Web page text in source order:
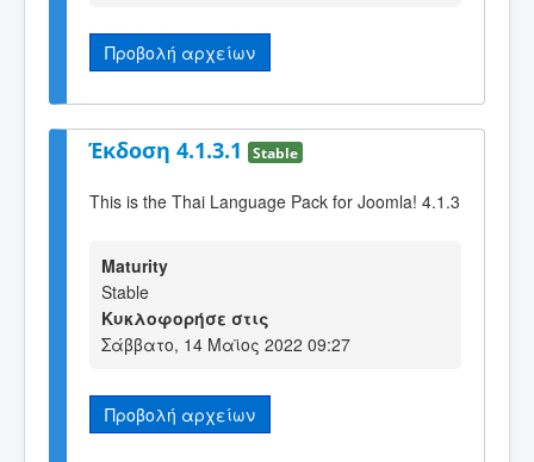
Προβολή αρχείων
Έκδοση 4.1.3.1 Stable
This is the Thai Language Pack for Joomla! 4.1.3
Maturity
Stable
Κυκλοφορήσε στις
Σάββατο, 14 Μαϊος 2022 09:27
Προβολή αρχείων